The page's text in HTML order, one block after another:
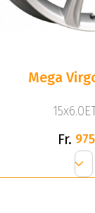
Mega
Fr.